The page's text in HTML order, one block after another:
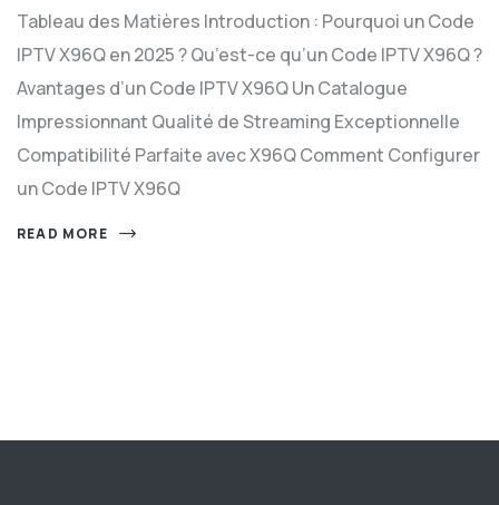
Tableau des Matières Introduction : Pourquoi un Code
IPTV X96Q en 2025 ? Qu’est-ce qu’un Code IPTV X96Q ?
Avantages d’un Code IPTV X96Q Un Catalogue
Impressionnant Qualité de Streaming Exceptionnelle
Compatibilité Parfaite avec X96Q Comment Configurer
un Code IPTV X96Q
READ MORE